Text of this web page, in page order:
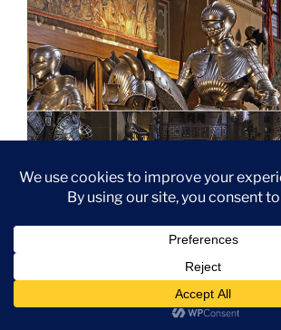
Florencja co zobaczyć – muzeum
Niestety dość oddalone od centrum,